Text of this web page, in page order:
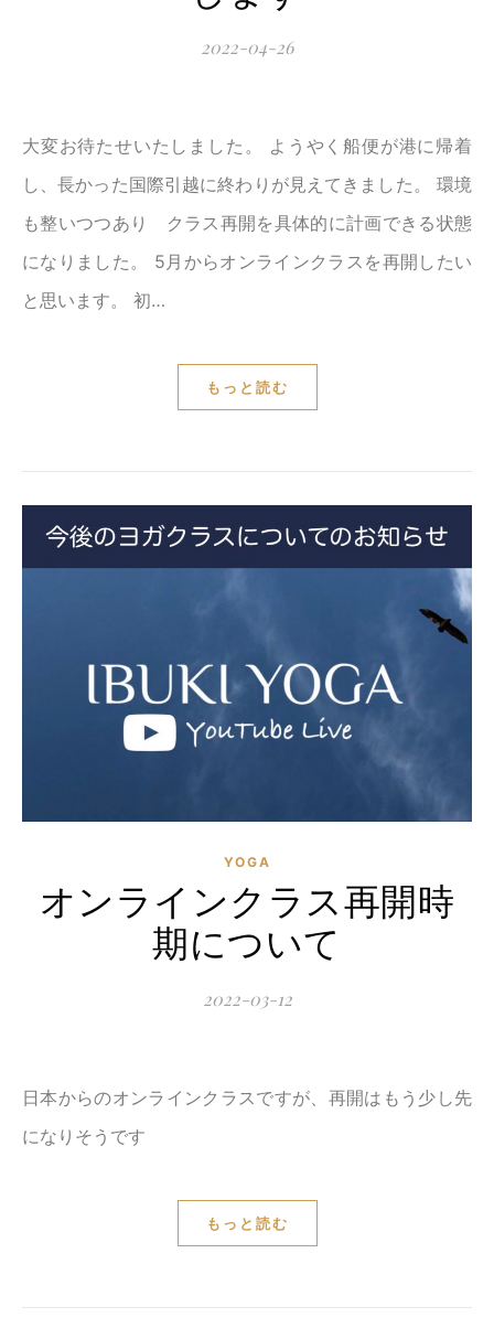
2022-04-26
大変お待たせいたしました。 ようやく船便が港に帰着
し、長かった国際引越に終わりが見えてきました。 環境
も整いつつあり クラス再開を具体的に計画できる状態
になりました。 5月からオンラインクラスを再開したい
と思います。 初…
もっと読む
YOGA
オンラインクラス再開時
期について
2022-03-12
日本からのオンラインクラスですが、再開はもう少し先
になりそうです
もっと読む